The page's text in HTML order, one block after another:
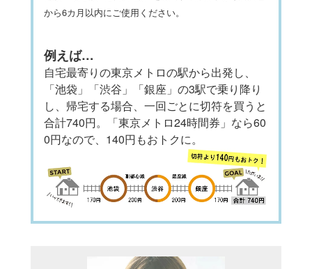
から6カ月以内にご使用ください。
例えば…
自宅最寄りの東京メトロの駅から出発し、
「池袋」「渋谷」「銀座」の3駅で乗り降り
し、帰宅する場合、一回ごとに切符を買うと
合計740円。「東京メトロ24時間券」なら60
0円なので、140円もおトクに。